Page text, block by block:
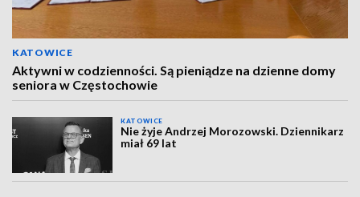
KATOWICE
Aktywni w codzienności. Są pieniądze na dzienne domy
seniora w Częstochowie
KATOWICE
Nie żyje Andrzej Morozowski. Dziennikarz
miał 69 lat